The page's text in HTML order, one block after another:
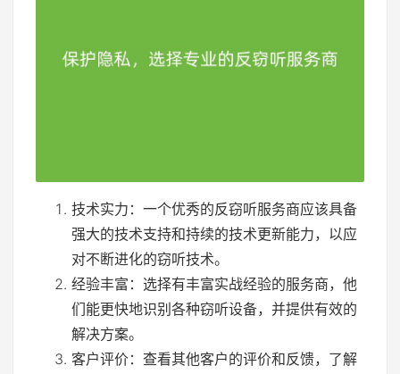
技术实力：一个优秀的反窃听服务商应该具备
强大的技术支持和持续的技术更新能力，以应
对不断进化的窃听技术。
经验丰富：选择有丰富实战经验的服务商，他
们能更快地识别各种窃听设备，并提供有效的
解决方案。
客户评价：查看其他客户的评价和反馈，了解